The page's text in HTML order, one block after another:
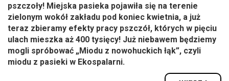
pszczoły! Miejska pasieka pojawiła się na terenie
zielonym wokół zakładu pod koniec kwietnia, a już
teraz zbieramy efekty pracy pszczół, których w pięciu
ulach mieszka aż 400 tysięcy! Już niebawem będziemy
mogli spróbować „Miodu z nowohuckich łąk”, czyli
miodu z pasieki w Ekospalarni.